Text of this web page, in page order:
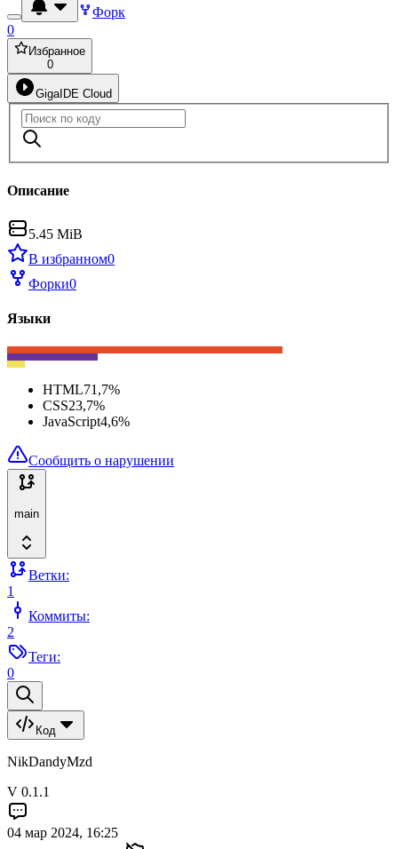
Форк
0
Избранное
0
GigaIDE Cloud
Описание
5.45 MiB
В избранном0
Форки0
Языки
HTML71,7%
CSS23,7%
JavaScript4,6%
Сообщить о нарушении
main
Ветки:
1
Коммиты:
2
Теги:
0
Код
NikDandyMzd
V 0.1.1
04 мар 2024, 16:25